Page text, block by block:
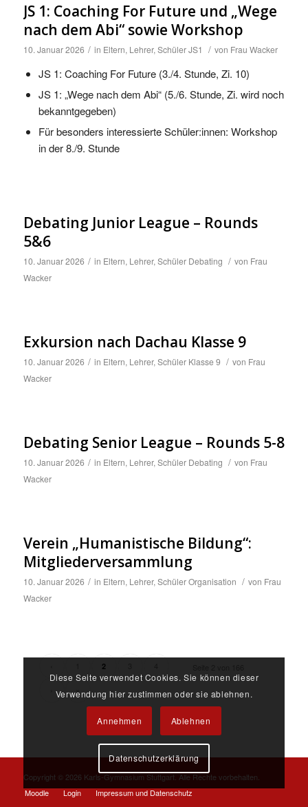
JS 1: Coaching For Future und „Wege
nach dem Abi“ sowie Workshop
10. Januar 2026 / in Eltern, Lehrer, Schüler JS1 / von Frau Wacker
JS 1: Coaching For Future (3./4. Stunde, Zi. 10)
JS 1: „Wege nach dem Abi“ (5./6. Stunde, Zi. wird noch
bekanntgegeben)
Für besonders interessierte Schüler:innen: Workshop
in der 8./9. Stunde
Debating Junior League – Rounds
5&6
10. Januar 2026 / in Eltern, Lehrer, Schüler Debating / von Frau
Wacker
Exkursion nach Dachau Klasse 9
10. Januar 2026 / in Eltern, Lehrer, Schüler Klasse 9 / von Frau
Wacker
Debating Senior League – Rounds 5-8
10. Januar 2026 / in Eltern, Lehrer, Schüler Debating / von Frau
Wacker
Verein „Humanistische Bildung“:
Mitgliederversammlung
10. Januar 2026 / in Eltern, Lehrer, Schüler Organisation / von Frau
Wacker
2
Copyright © 2026 Karls-Gymnasium Stuttgart. Alle Rechte vorbehalten.
Moodle
Login Impressum und Datenschutz
Diese Seite verwendet Cookies. Sie können dieser
Verwendung hier zustimmen oder sie ablehnen.
Annehmen Ablehnen
Datenschutzerklärung